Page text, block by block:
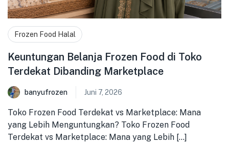
Frozen Food Halal
Keuntungan Belanja Frozen Food di Toko
Terdekat Dibanding Marketplace
banyufrozen Juni 7, 2026
Toko Frozen Food Terdekat vs Marketplace: Mana
yang Lebih Menguntungkan? Toko Frozen Food
Terdekat vs Marketplace: Mana yang Lebih [...]